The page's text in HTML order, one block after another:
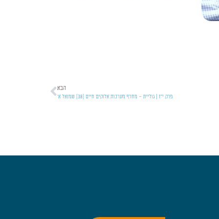
הבא
פרק י"ז | גוליית – מחרף מערכות אלוקים חיים [38] שמואל א'